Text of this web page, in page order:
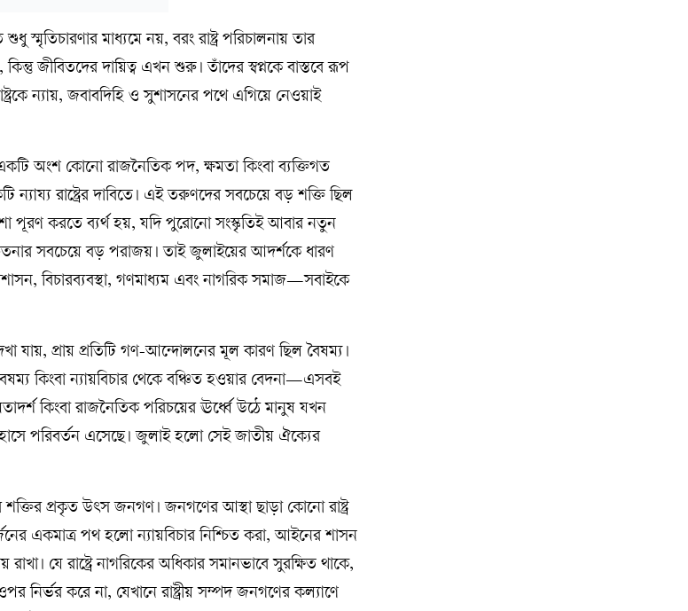
মাধ্যমে নয়, বরং রাষ্ট্র পরিচালনায় তার
জীবিতদের দায়িত্ব এখন শুরু। তাঁদের স্বপ্নকে বাস্তবে রূপ
ন্যায়, জবাবদিহি ও সুশাসনের পথে এগিয়ে নেওয়াই
অংশ কোনো রাজনৈতিক পদ, ক্ষমতা কিংবা ব্যক্তিগত
ন্যায্য রাষ্ট্রের দাবিতে। এই তরুণদের সবচেয়ে বড় শক্তি ছিল
পূরণ করতে ব্যর্থ হয়, যদি পুরোনো সংস্কৃতিই আবার নতুন
সবচেয়ে বড় পরাজয়। তাই জুলাইয়ের আদর্শকে ধারণ
বিচারব্যবস্থা, গণমাধ্যম এবং নাগরিক সমাজ—সবাইকে
যায়, প্রায় প্রতিটি গণ-আন্দোলনের মূল কারণ ছিল বৈষম্য।
কিংবা ন্যায়বিচার থেকে বঞ্চিত হওয়ার বেদনা—এসবই
কিংবা রাজনৈতিক পরিচয়ের ঊর্ধ্বে উঠে মানুষ যখন
পরিবর্তন এসেছে। জুলাই হলো সেই জাতীয় ঐক্যের
শক্তির প্রকৃত উৎস জনগণ। জনগণের আস্থা ছাড়া কোনো রাষ্ট্র
একমাত্র পথ হলো ন্যায়বিচার নিশ্চিত করা, আইনের শাসন
রাখা। যে রাষ্ট্রে নাগরিকের অধিকার সমানভাবে সুরক্ষিত থাকে,
নির্ভর করে না, যেখানে রাষ্ট্রীয় সম্পদ জনগণের কল্যাণে